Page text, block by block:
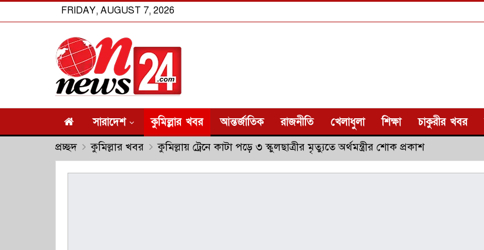
FRIDAY, AUGUST 7, 2026
সারাদেশ কুমিল্লার খবর আন্তর্জাতিক রাজনীতি খেলাধুলা শিক্ষা চাকুরীর খবর
প্রচ্ছদ কুমিল্লার খবর কুমিল্লায় ট্রেনে কাটা পড়ে ৩ স্কুলছাত্রীর মৃত্যুতে অর্থমন্ত্রীর শোক প্রকাশ